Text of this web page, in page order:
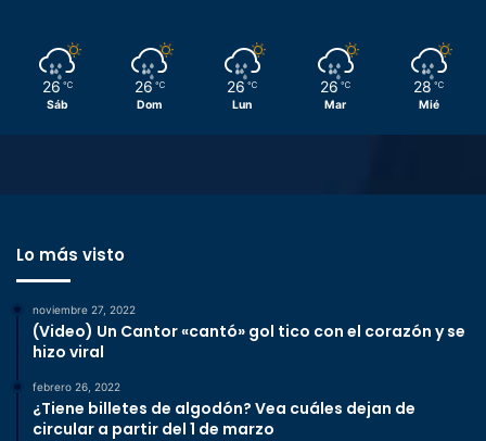
26 ℃
Sáb
26 ℃
Dom
26 ℃
Lun
26 ℃
Mar
28 ℃
Mié
Lo más visto
noviembre 27, 2022
(Video) Un Cantor «cantó» gol tico con el corazón y se
hizo viral
febrero 26, 2022
¿Tiene billetes de algodón? Vea cuáles dejan de
circular a partir del 1 de marzo